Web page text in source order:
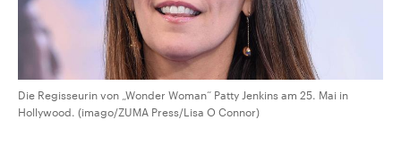
Die Regisseurin von „Wonder Woman“ Patty Jenkins am 25. Mai in
Hollywood. (imago/ZUMA Press/Lisa O Connor)